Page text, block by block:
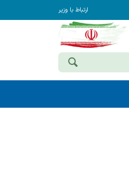
ارتباط با وزیر